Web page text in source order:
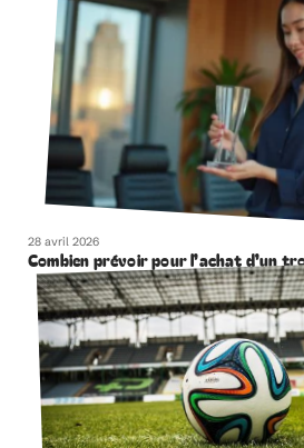
28 avril 2026
Combien prévoir pour l’achat d’un